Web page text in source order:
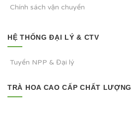
Chính sách vận chuyển
HỆ THỐNG ĐẠI LÝ & CTV
Tuyển NPP & Đại lý
TRÀ HOA CAO CẤP CHẤT LƯỢNG